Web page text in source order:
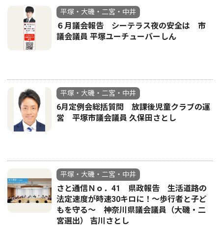
平塚・大磯・二宮・中井
６月議会報告 シーテラス夜の安全は 市
議会議員 平塚ユーチューバーしん
平塚・大磯・二宮・中井
6月定例会総括質問 放課後児童クラブの運
営 平塚市議会議員 久保田さとし
平塚・大磯・二宮・中井
さと通信Ｎｏ．41 県政報告 生活道路の
法定速度が時速30キロに！〜歩行者と子ど
もを守る〜 神奈川県議会議員（大磯・二
宮選出） 吉川さとし